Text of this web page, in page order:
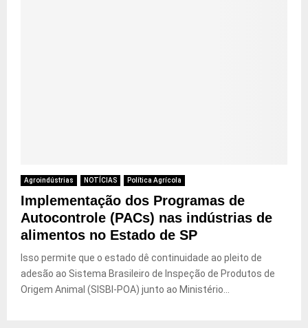
Agroindústrias NOTÍCIAS Política Agrícola
Implementação dos Programas de
Autocontrole (PACs) nas indústrias de
alimentos no Estado de SP
Isso permite que o estado dê continuidade ao pleito de
adesão ao Sistema Brasileiro de Inspeção de Produtos de
Origem Animal (SISBI-POA) junto ao Ministério...